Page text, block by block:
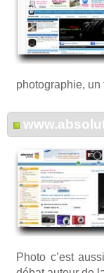
photographie, un
Photo c’est